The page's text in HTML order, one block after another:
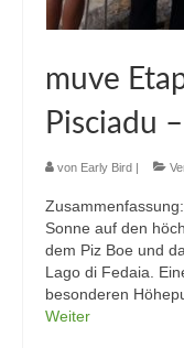
muve
Pisciadu
von Early Bird
Sonne auf den
dem Piz Boe und
Lago di Fedaia.
besonderen
Weiter